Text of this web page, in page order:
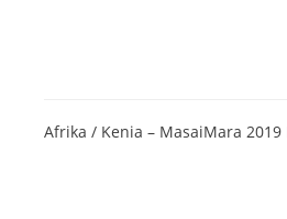
Afrika / Kenia – MasaiMara